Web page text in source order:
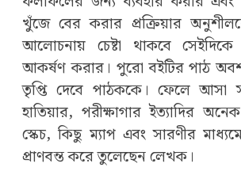
খুঁজে বের করার প্রক্রিয়ার
আলোচনায় চেষ্টা থাকবে
আকর্ষণ করার। পুরো বইটির পাঠ
তৃপ্তি দেবে পাঠককে। ফেলে আসা
হাতিয়ার, পরীক্ষাগার ইত্যাদির
স্কেচ, কিছু ম্যাপ এবং সারণীর
প্রাণবন্ত করে তুলেছেন লেখক।